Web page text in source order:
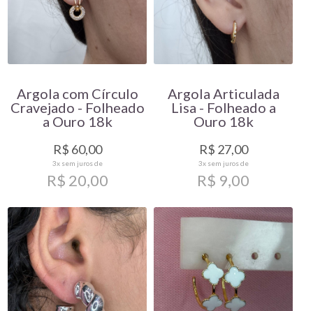
Argola com Círculo
Cravejado - Folheado
a Ouro 18k
R$ 60,00
3xsem juros de
R$ 20,00
Argola Articulada
Lisa - Folheado a
Ouro 18k
R$ 27,00
3xsem juros de
R$ 9,00